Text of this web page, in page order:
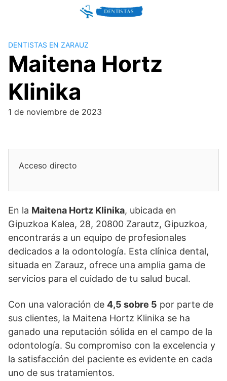
DENTISTAS EN ZARAUZ
Maitena Hortz
Klinika
1 de noviembre de 2023
Acceso directo
En la Maitena Hortz Klinika, ubicada en
Gipuzkoa Kalea, 28, 20800 Zarautz, Gipuzkoa,
encontrarás a un equipo de profesionales
dedicados a la odontología. Esta clínica dental,
situada en Zarauz, ofrece una amplia gama de
servicios para el cuidado de tu salud bucal.
Con una valoración de 4,5 sobre 5 por parte de
sus clientes, la Maitena Hortz Klinika se ha
ganado una reputación sólida en el campo de la
odontología. Su compromiso con la excelencia y
la satisfacción del paciente es evidente en cada
uno de sus tratamientos.